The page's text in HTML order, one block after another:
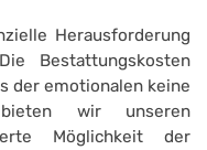
Herausforderung
Bestattungskosten
der emotionalen keine
wir unseren
Möglichkeit der